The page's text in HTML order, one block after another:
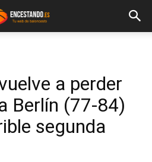
a perder
Berlín (77-84)
segunda